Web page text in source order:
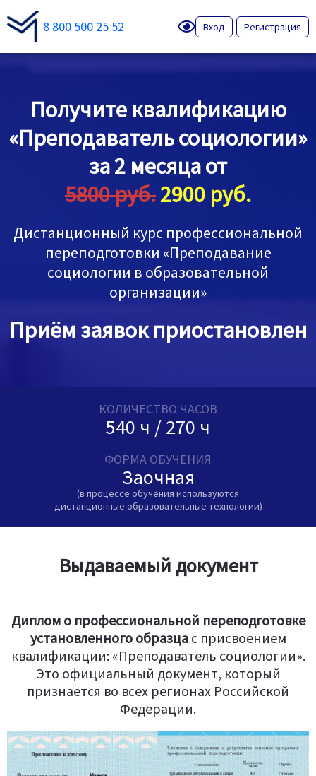
8 800 500 25 52 Вход Регистрация
Получите квалификацию
«Преподаватель социологии»
за 2 месяца от
5800 руб.2900 руб.
Дистанционный курс профессиональной
переподготовки «Преподавание
социологии в образовательной
организации»
Приём заявок приостановлен
КОЛИЧЕСТВО ЧАСОВ
540 ч / 270 ч
ФОРМА ОБУЧЕНИЯ
Заочная
(в процессе обучения используются
дистанционные образовательные технологии)
Выдаваемый документ
Диплом о профессиональной переподготовке
установленного образцаc присвоением
квалификации: «Преподаватель социологии».
Это официальный документ, который
признается во всех регионах Российской
Федерации.